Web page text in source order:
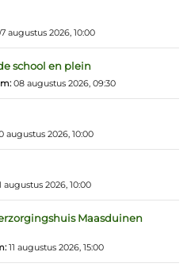
augustus 2026, 10:00
school en plein
08 augustus 2026, 09:30
augustus 2026, 10:00
augustus 2026, 10:00
Maasduinen
11 augustus 2026, 15:00